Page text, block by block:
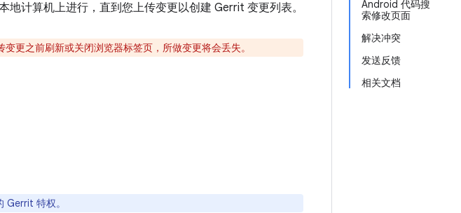
Android 代码搜
索修改页面
解决冲突
发送反馈
相关文档
计算机上进行，直到您上传变更以创建 Gerrit 变更列表。
更之前刷新或关闭浏览器标签页，所做变更将会丢失。
Gerrit 特权。